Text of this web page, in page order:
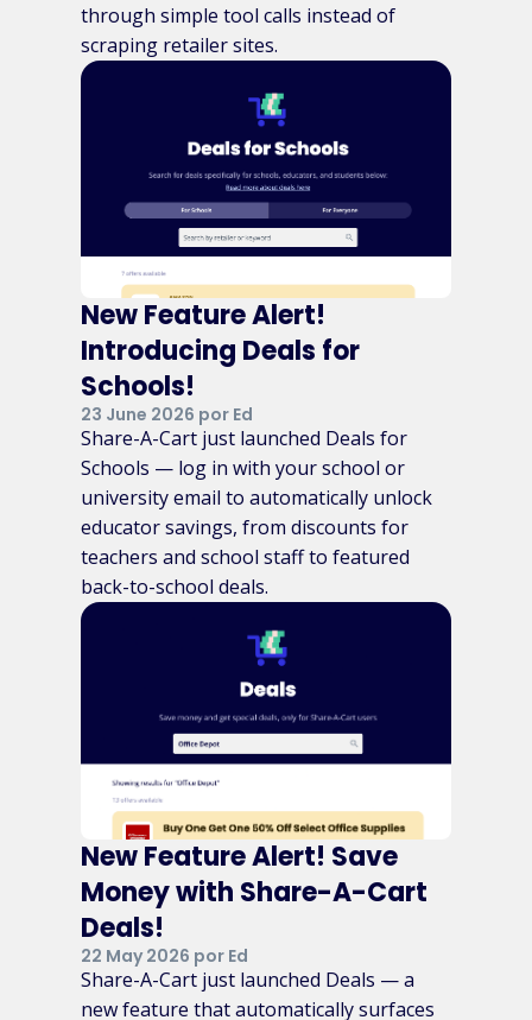
through simple tool calls instead of
scraping retailer sites.
New Feature Alert!
Introducing Deals for
Schools!
23 June 2026 por Ed
Share-A-Cart just launched Deals for
Schools — log in with your school or
university email to automatically unlock
educator savings, from discounts for
teachers and school staff to featured
back-to-school deals.
New Feature Alert! Save
Money with Share-A-Cart
Deals!
22 May 2026 por Ed
Share-A-Cart just launched Deals — a
new feature that automatically surfaces